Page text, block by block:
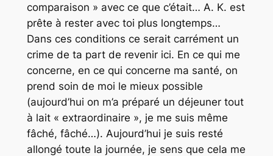
comparaison » avec ce que c’était… A. K. est
prête à rester avec toi plus longtemps…
Dans ces conditions ce serait carrément un
crime de ta part de revenir ici. En ce qui me
concerne, en ce qui concerne ma santé, on
prend soin de moi le mieux possible
(aujourd’hui on m’a préparé un déjeuner tout
à lait « extraordinaire », je me suis même
fâché, fâché…). Aujourd’hui je suis resté
allongé toute la journée, je sens que cela me